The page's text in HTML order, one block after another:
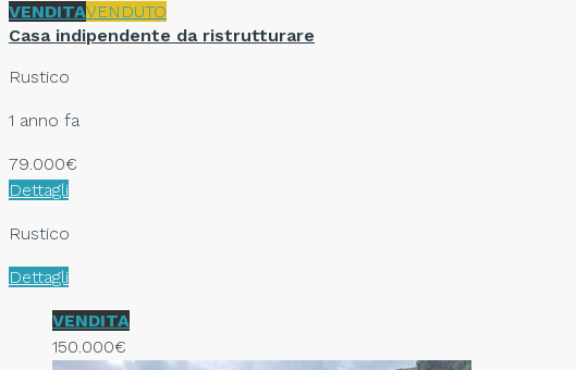
VENDITAVENDUTO
Casa indipendente da ristrutturare
Rustico
1 anno fa
79.000€
Dettagli
Rustico
Dettagli
VENDITA
150.000€